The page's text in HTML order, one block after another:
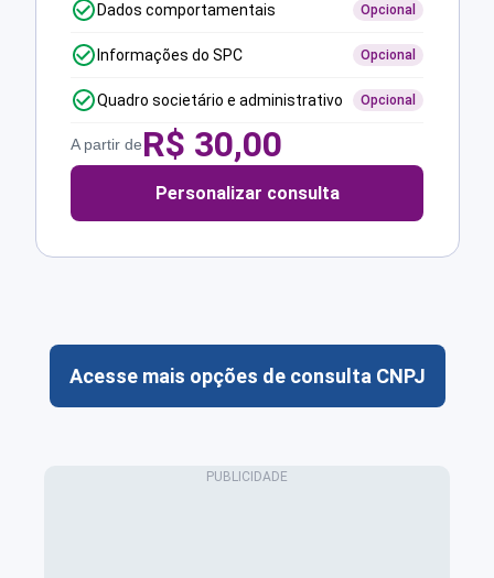
Dados comportamentais Opcional
Informações do SPC Opcional
Quadro societário e administrativo Opcional
A partir deR$ 30,00
Personalizar consulta
Acesse mais opções de consulta CNPJ